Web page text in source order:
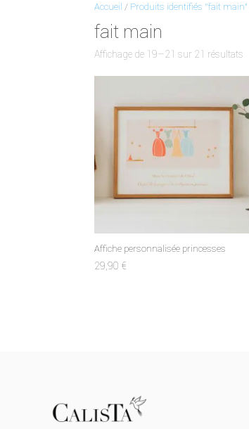
Accueil / Produits identifiés “fait main”
fait main
Affichage de 19–21 sur 21 résultats
Affiche personnalisée princesses
29,90 €